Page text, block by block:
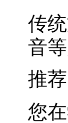
传
音
推
您